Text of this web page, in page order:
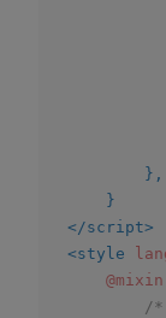
} ,
}
</script>
<style
@mixin
/*